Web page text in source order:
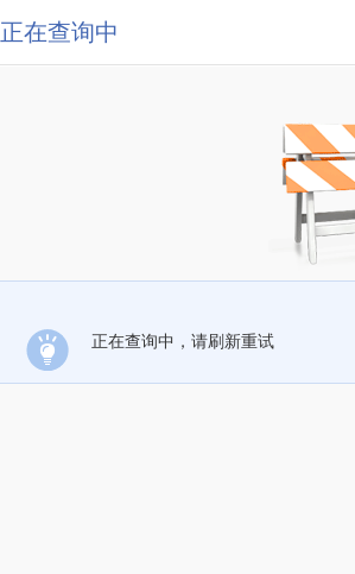
正在查询中
正在查询中，请刷新重试